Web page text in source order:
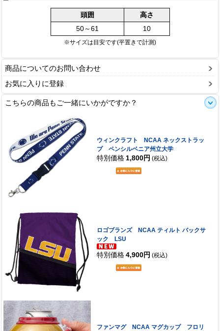
頭囲
高さ
50～61
10
※サイズは目安です(平置きで計測)
商品についてのお問い合わせ
お気に入りに登録
こちらの商品もご一緒にいかがですか？
ウィンクラフト NCAA ネックストラッ
プ ペンシルベニア州立大学
特別価格 1,800円 (税込)
ロゴブランズ NCAA ティルト バックサ
ック LSU
特別価格 4,900円 (税込)
ファンマグ NCAA マグカップ フロリ